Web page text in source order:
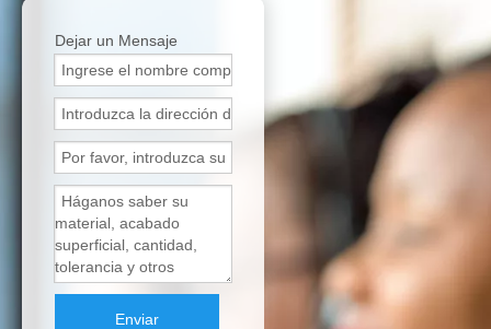
Dejar un Mensaje
Enviar